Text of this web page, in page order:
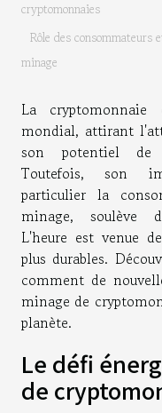
cryptomonnaies
Rôle des
minage
La cryptomonnaie
mondial, attirant
son potentiel de
Toutefois, son
particulier la
minage, soulève
L'heure est venue
plus durables.
comment de
minage de
planète.
Le défi
de